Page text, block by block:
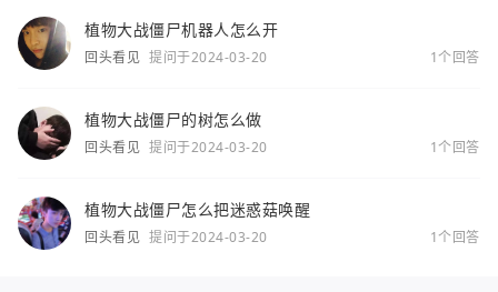
植物大战僵尸机器人怎么开
回头看见 提问于2024-03-20 1个回答
植物大战僵尸的树怎么做
回头看见 提问于2024-03-20 1个回答
植物大战僵尸怎么把迷惑菇唤醒
回头看见 提问于2024-03-20 1个回答